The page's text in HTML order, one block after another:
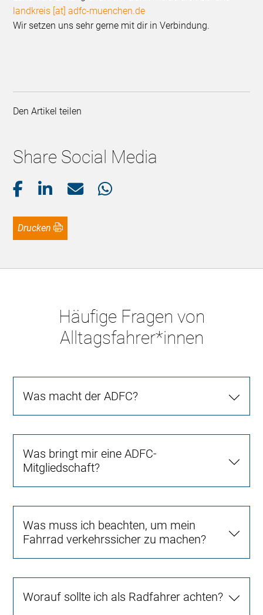
landkreis [at] adfc-muenchen.de
Wir setzen uns sehr gerne mit dir in Verbindung.
Den Artikel teilen
Share Social Media
Drucken
Häufige Fragen von
Alltagsfahrer*innen
Was macht der ADFC?
Was bringt mir eine ADFC-
Mitgliedschaft?
Was muss ich beachten, um mein
Fahrrad verkehrssicher zu machen?
Worauf sollte ich als Radfahrer achten?